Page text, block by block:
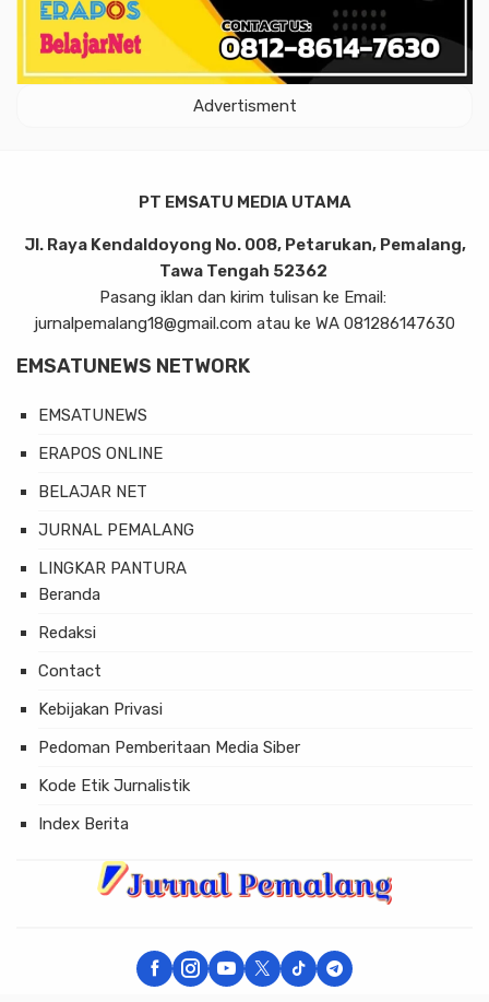
Advertisment
PT EMSATU MEDIA UTAMA
Jl. Raya Kendaldoyong No. 008, Petarukan, Pemalang,
Tawa Tengah 52362
Pasang iklan dan kirim tulisan ke Email:
jurnalpemalang18@gmail.com atau ke WA 081286147630
EMSATUNEWS NETWORK
EMSATUNEWS
ERAPOS ONLINE
BELAJAR NET
JURNAL PEMALANG
LINGKAR PANTURA
Beranda
Redaksi
Contact
Kebijakan Privasi
Pedoman Pemberitaan Media Siber
Kode Etik Jurnalistik
Index Berita